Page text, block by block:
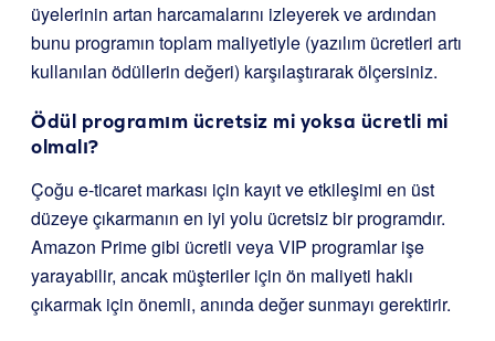
üyelerinin artan harcamalarını izleyerek ve ardından
bunu programın toplam maliyetiyle (yazılım ücretleri artı
kullanılan ödüllerin değeri) karşılaştırarak ölçersiniz.
Ödül programım ücretsiz mi yoksa ücretli mi
olmalı?
Çoğu e-ticaret markası için kayıt ve etkileşimi en üst
düzeye çıkarmanın en iyi yolu ücretsiz bir programdır.
Amazon Prime gibi ücretli veya VIP programlar işe
yarayabilir, ancak müşteriler için ön maliyeti haklı
çıkarmak için önemli, anında değer sunmayı gerektirir.